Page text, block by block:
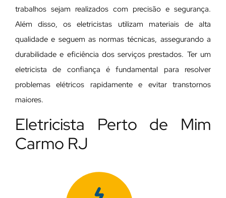
trabalhos sejam realizados com precisão e segurança.
Além disso, os eletricistas utilizam materiais de alta
qualidade e seguem as normas técnicas, assegurando a
durabilidade e eficiência dos serviços prestados. Ter um
eletricista de confiança é fundamental para resolver
problemas elétricos rapidamente e evitar transtornos
maiores.
Eletricista Perto de Mim
Carmo RJ